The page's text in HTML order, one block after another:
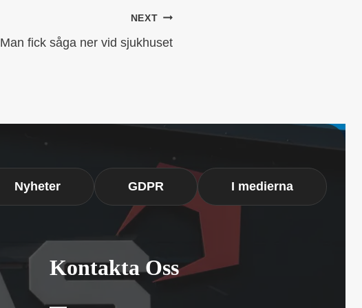
NEXT
Man fick såga ner vid sjukhuset
Nyheter GDPR I medierna
Kontakta Oss